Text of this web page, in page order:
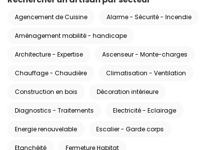
Agencement de Cuisine Alarme - Sécurité - Incendie
Aménagement mobilité - handicape
Architecture - Expertise Ascenseur - Monte-charges
Chauffage - Chaudière Climatisation - Ventilation
Construction en bois Décoration intérieure
Diagnostics - Traitements Electricité - Eclairage
Energie renouvelable Escalier - Garde corps
Etanchéité Fermeture Habitat